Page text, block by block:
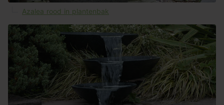
Azalea rood in plantenbak